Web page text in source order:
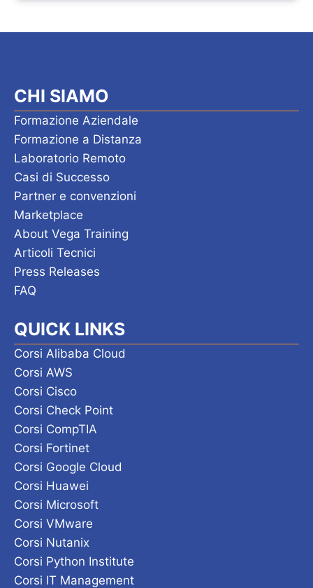
CHI SIAMO
Formazione Aziendale
Formazione a Distanza
Laboratorio Remoto
Casi di Successo
Partner e convenzioni
Marketplace
About Vega Training
Articoli Tecnici
Press Releases
FAQ
QUICK LINKS
Corsi Alibaba Cloud
Corsi AWS
Corsi Cisco
Corsi Check Point
Corsi CompTIA
Corsi Fortinet
Corsi Google Cloud
Corsi Huawei
Corsi Microsoft
Corsi VMware
Corsi Nutanix
Corsi Python Institute
Corsi IT Management